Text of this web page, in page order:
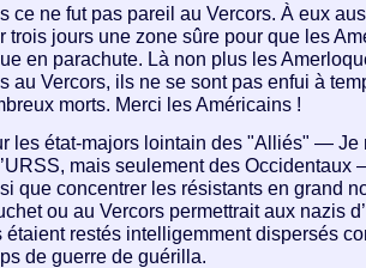
ce ne fut pas pareil au Vercors. À eux
trois jours une zone sûre pour que les
en parachute. Là non plus les
au Vercors, ils ne se sont pas enfui à
morts. Merci les Américains !
les état-majors lointain des "Alliés" — Je
mais seulement des Occidentaux
que concentrer les résistants en grand
ou au Vercors permettrait aux nazis
étaient restés intelligemment dispersés
de guerre de guérilla.